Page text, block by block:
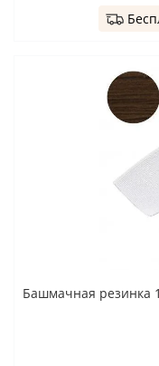
Башмачная резинка